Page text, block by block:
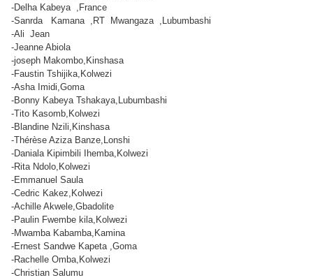
-Delha Kabeya ,France
-Sanrda
Kamana ,RT Mwangaza ,Lubumbashi
-Ali Jean
-Jeanne Abiola
-joseph Makombo,Kinshasa
-Faustin Tshijika,Kolwezi
-Asha Imidi,Goma
-Bonny Kabeya Tshakaya,Lubumbashi
-Tito Kasomb,Kolwezi
-Blandine Nzili,Kinshasa
-Thérèse Aziza Banze,Lonshi
-Daniala Kipimbili Ihemba,Kolwezi
-Rita Ndolo,Kolwezi
-Emmanuel Saula
-Cedric Kakez,Kolwezi
-Achille Akwele,Gbadolite
-Paulin Fwembe kila,Kolwezi
-Mwamba Kabamba,Kamina
-Ernest Sandwe Kapeta ,Goma
-Rachelle Omba,Kolwezi
-Christian Salumu